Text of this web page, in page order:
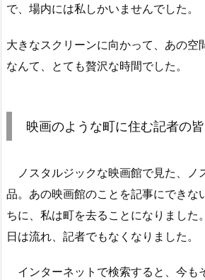
で、場内には私しかいませんでした。
大きなスクリーンに向かって、あの空
なんて、とても贅沢な時間でした。
映画のような町に住む記者の
ノスタルジックな映画館で見た、ノ
品。あの映画館のことを記事にできな
ちに、私は町を去ることになりました
日は流れ、記者でもなくなりました。
インターネットで検索すると、今も